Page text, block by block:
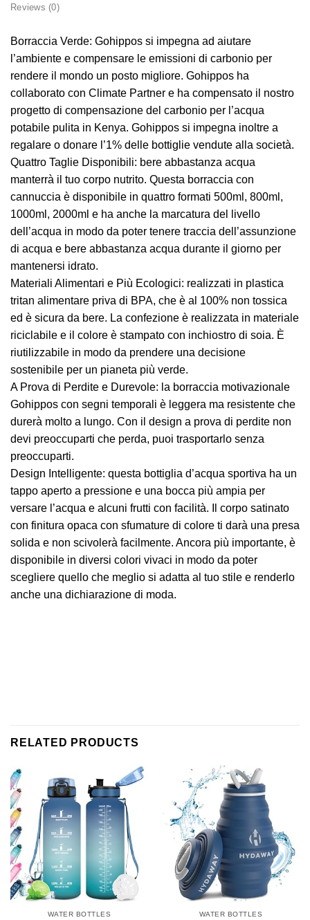
Reviews (0)
Borraccia Verde: Gohippos si impegna ad aiutare
l’ambiente e compensare le emissioni di carbonio per
rendere il mondo un posto migliore. Gohippos ha
collaborato con Climate Partner e ha compensato il nostro
progetto di compensazione del carbonio per l’acqua
potabile pulita in Kenya. Gohippos si impegna inoltre a
regalare o donare l’1% delle bottiglie vendute alla società.
Quattro Taglie Disponibili: bere abbastanza acqua
manterrà il tuo corpo nutrito. Questa borraccia con
cannuccia è disponibile in quattro formati 500ml, 800ml,
1000ml, 2000ml e ha anche la marcatura del livello
dell’acqua in modo da poter tenere traccia dell’assunzione
di acqua e bere abbastanza acqua durante il giorno per
mantenersi idrato.
Materiali Alimentari e Più Ecologici: realizzati in plastica
tritan alimentare priva di BPA, che è al 100% non tossica
ed è sicura da bere. La confezione è realizzata in materiale
riciclabile e il colore è stampato con inchiostro di soia. È
riutilizzabile in modo da prendere una decisione
sostenibile per un pianeta più verde.
A Prova di Perdite e Durevole: la borraccia motivazionale
Gohippos con segni temporali è leggera ma resistente che
durerà molto a lungo. Con il design a prova di perdite non
devi preoccuparti che perda, puoi trasportarlo senza
preoccuparti.
Design Intelligente: questa bottiglia d’acqua sportiva ha un
tappo aperto a pressione e una bocca più ampia per
versare l’acqua e alcuni frutti con facilità. Il corpo satinato
con finitura opaca con sfumature di colore ti darà una presa
solida e non scivolerà facilmente. Ancora più importante, è
disponibile in diversi colori vivaci in modo da poter
scegliere quello che meglio si adatta al tuo stile e renderlo
anche una dichiarazione di moda.
RELATED PRODUCTS
WATER BOTTLES WATER BOTTLES